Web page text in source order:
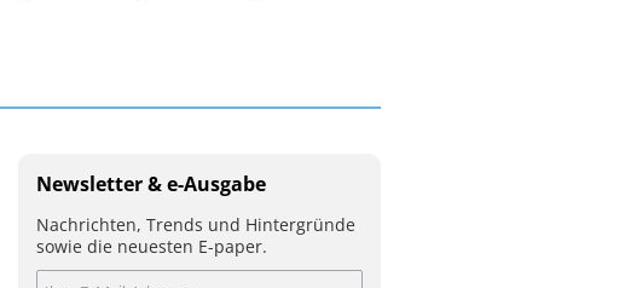
Newsletter & e-Ausgabe
Nachrichten, Trends und Hintergründe
sowie die neuesten E-paper.